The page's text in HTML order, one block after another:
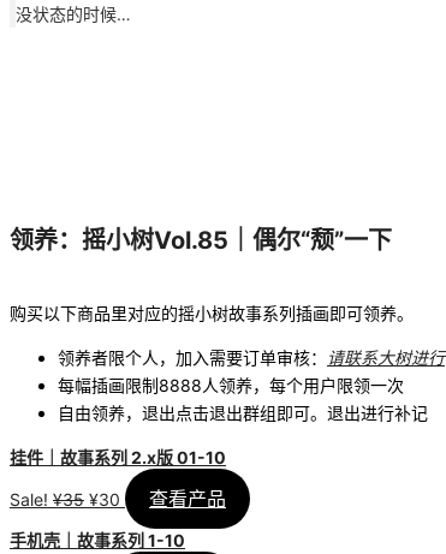
没状态的时候…
领养： 摇小树Vol.85｜偶尔“颓”一下
购买以下商品里对应的摇小树故事系列插画即可领养。
领养者限个人，加入需要订单审核：
请联系大树进行
每幅插画限制8888人领养，每个用户限领一次
自由领养，退出点击退出群组即可。退出进行补记
挂件｜故事系列 2.x版 01-10
Sale! ¥35 原
¥30 当
前
查看产品
手机壳｜故事系列 1-10